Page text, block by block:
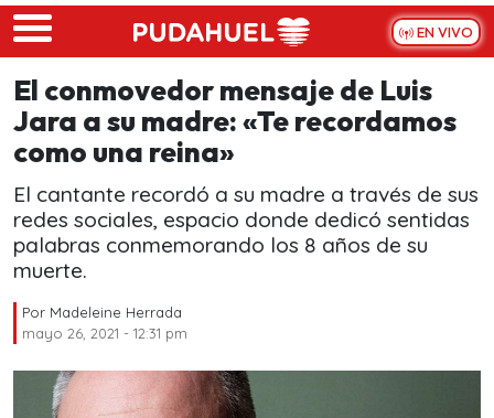
Skip to main content
EN VIVO
El conmovedor mensaje de Luis
Jara a su madre: «Te recordamos
como una reina»
El cantante recordó a su madre a través de sus
redes sociales, espacio donde dedicó sentidas
palabras conmemorando los 8 años de su
muerte.
Por Madeleine Herrada
mayo 26, 2021 - 12:31 pm